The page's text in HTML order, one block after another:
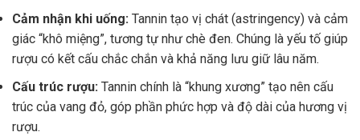
Cảm nhận khi uống: Tannin tạo vị chát (astringency) và cảm
giác “khô miệng”, tương tự như chè đen. Chúng là yếu tố giúp
rượu có kết cấu chắc chắn và khả năng lưu giữ lâu năm.
Cấu trúc rượu: Tannin chính là “khung xương” tạo nên cấu
trúc của vang đỏ, góp phần phức hợp và độ dài của hương vị
rượu.